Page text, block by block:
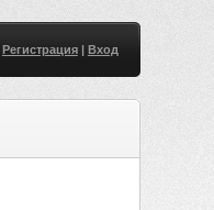
Регистрация| Вход